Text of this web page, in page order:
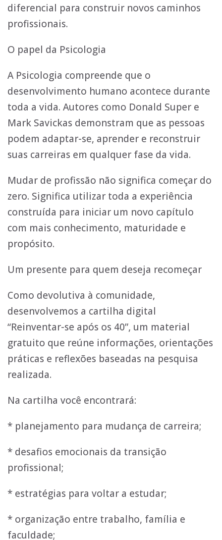
diferencial para construir novos caminhos
profissionais.
O papel da Psicologia
A Psicologia compreende que o
desenvolvimento humano acontece durante
toda a vida. Autores como Donald Super e
Mark Savickas demonstram que as pessoas
podem adaptar-se, aprender e reconstruir
suas carreiras em qualquer fase da vida.
Mudar de profissão não significa começar do
zero. Significa utilizar toda a experiência
construída para iniciar um novo capítulo
com mais conhecimento, maturidade e
propósito.
Um presente para quem deseja recomeçar
Como devolutiva à comunidade,
desenvolvemos a cartilha digital
“Reinventar-se após os 40”, um material
gratuito que reúne informações, orientações
práticas e reflexões baseadas na pesquisa
realizada.
Na cartilha você encontrará:
* planejamento para mudança de carreira;
* desafios emocionais da transição
profissional;
* estratégias para voltar a estudar;
* organização entre trabalho, família e
faculdade;